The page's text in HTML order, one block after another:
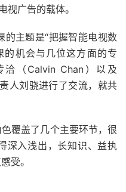
广告的载体。
主题是“把握智能电视数
的机会与几位这方面的专
洽（Calvin Chan）以及
人刘骁进行了交流，就共
覆盖了几个主要环节，很
深入浅出，长知识、益执
受。